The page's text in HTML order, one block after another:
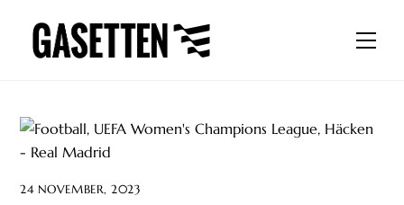
content
24 NOVEMBER, 2023